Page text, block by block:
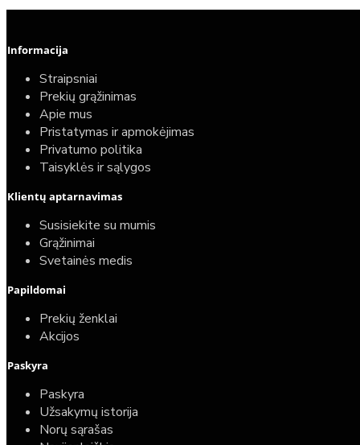
Elektrinio gyvatuko paruošimo paslauga
40,00€
25,00€
Informacija
Straipsniai
Prekių grąžinimas
Apie mus
Pristatymas ir apmokėjimas
Privatumo politika
Taisyklės ir sąlygos
Klientų aptarnavimas
Susisiekite su mumis
Grąžinimai
Svetainės medis
Papildomai
Prekių ženklai
Akcijos
Paskyra
Paskyra
Užsakymų istorija
Norų sąrašas